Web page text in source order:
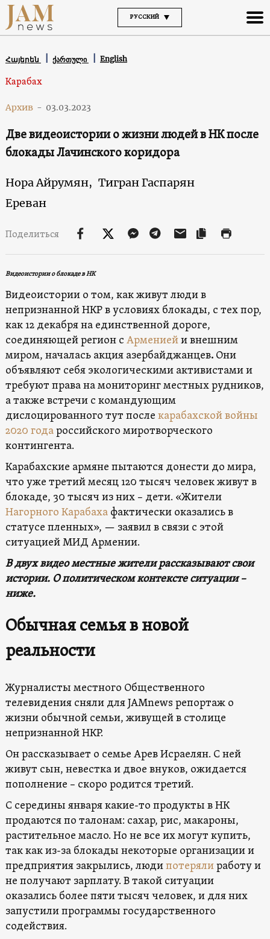
РУССКИЙ
Հայերեն ქართული English
Карабах
Архив - 03.03.2023
Две видеоистории о жизни людей в НК после
блокады Лачинского коридора
Нора Айрумян, Тигран Гаспарян
Ереван
Поделиться
Видеоистории о блокаде в НК
Видеоистории о том, как живут люди в
непризнанной НКР в условиях блокады, с тех пор,
как 12 декабря на единственной дороге,
соединяющей регион с Армениейи внешним
миром, началась акция азербайджанцев. Они
объявляют себя экологическими активистами и
требуют права на мониторинг местных рудников,
а также встречи с командующим
дислоцированного тут после карабахской войны
2020 годароссийского миротворческого
контингента.
Карабахские армяне пытаются донести до мира,
что уже третий месяц 120 тысяч человек живут в
блокаде, 30 тысяч из них – дети. «Жители
Нагорного Карабахафактически оказались в
статусе пленных», — заявил в связи с этой
ситуацией МИД Армении.
В двух видео местные жители рассказывают свои
истории. О политическом контексте ситуации –
ниже.
Обычная семья в новой
реальности
Журналисты местного Общественного
телевидения сняли для JAMnews репортаж о
жизни обычной семьи, живущей в столице
непризнанной НКР.
Он рассказывает о семье Арев Исраелян. С ней
живут сын, невестка и двое внуков, ожидается
пополнение – скоро родится третий.
С середины января какие-то продукты в НК
продаются по талонам: сахар, рис, макароны,
растительное масло. Но не все их могут купить,
так как из-за блокады некоторые организации и
предприятия закрылись, людипотерялиработу и
не получают зарплату. В такой ситуации
оказались более пяти тысяч человек, и для них
запустили программы государственного
содействия.